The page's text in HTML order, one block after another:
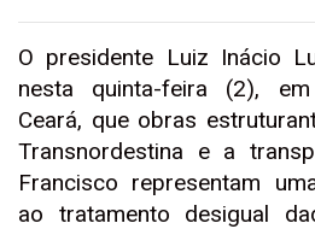
O presidente Luiz Inácio
nesta quinta-feira (2), em
Ceará, que obras
Transnordestina e a
Francisco representam
ao tratamento desigual